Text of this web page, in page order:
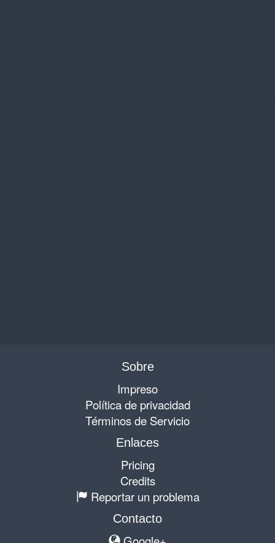
Sobre
Impreso
Política de privacidad
Términos de Servicio
Enlaces
Pricing
Credits
Reportar un problema
Contacto